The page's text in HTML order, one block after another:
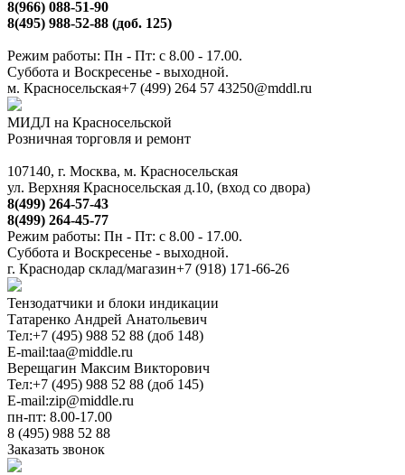
8(966) 088-51-90
8(495) 988-52-88 (доб. 125)
Режим работы: Пн - Пт: с 8.00 - 17.00.
Суббота и Воскресенье - выходной.
м. Красносельская+7 (499) 264 57 43250@mddl.ru
МИДЛ на Красносельской
Розничная торговля и ремонт
107140, г. Москва, м. Красносельская
ул. Верхняя Красносельская д.10, (вход со двора)
8(499) 264-57-43
8(499) 264-45-77
Режим работы: Пн - Пт: с 8.00 - 17.00.
Суббота и Воскресенье - выходной.
г. Краснодар склад/магазин+7 (918) 171-66-26
Тензодатчики и блоки индикации
Татаренко Андрей Анатольевич
Тел:+7 (495) 988 52 88 (доб 148)
E-mail:taa@middle.ru
Верещагин Максим Викторович
Тел:+7 (495) 988 52 88 (доб 145)
E-mail:zip@middle.ru
пн-пт: 8.00-17.00
8 (495) 988 52 88
Заказать звонок